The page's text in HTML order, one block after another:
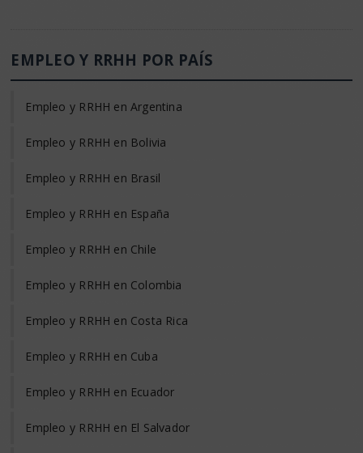
EMPLEO Y RRHH POR PAÍS
Empleo y RRHH en Argentina
Empleo y RRHH en Bolivia
Empleo y RRHH en Brasil
Empleo y RRHH en España
Empleo y RRHH en Chile
Empleo y RRHH en Colombia
Empleo y RRHH en Costa Rica
Empleo y RRHH en Cuba
Empleo y RRHH en Ecuador
Empleo y RRHH en El Salvador